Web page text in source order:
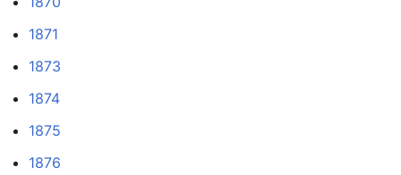
1871
1873
1874
1875
1876